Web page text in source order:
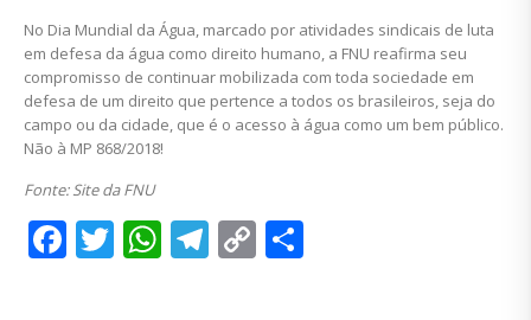
No Dia Mundial da Água, marcado por atividades sindicais de luta
em defesa da água como direito humano, a FNU reafirma seu
compromisso de continuar mobilizada com toda sociedade em
defesa de um direito que pertence a todos os brasileiros, seja do
campo ou da cidade, que é o acesso à água como um bem público.
Não à MP 868/2018!
Fonte: Site da FNU
Facebook
Twitter
WhatsApp
Telegram
Copy